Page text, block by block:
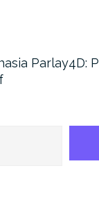
Parlay4D: